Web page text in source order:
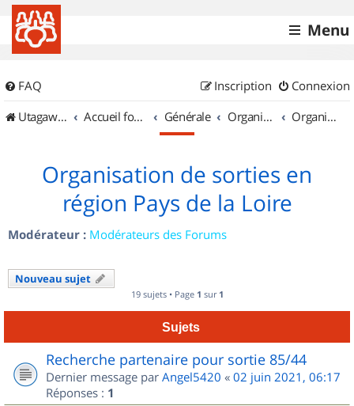
Menu
FAQ Connexion
Inscription
UtagawaVTT (Randos VTT et VTTAE avec traces GPS)
Accueil forum Générale Organisation de sorties & Recherche de partenaires Organisation de sorties en région Pays de la Loire
Organisation de sorties en
région Pays de la Loire
Modérateur : Modérateurs des Forums
Nouveau sujet
19 sujets • Page 1 sur 1
Sujets
Recherche partenaire pour sortie 85/44
Dernier message par Angel5420 « 02 juin 2021, 06:17
Réponses : 1